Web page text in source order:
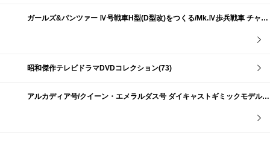
ガールズ&パンツァー Ⅳ号戦車H型(D型改)をつくる/Mk.Ⅳ歩兵戦車 チャーチルMk.Ⅶをつくる(191)
昭和傑作テレビドラマDVDコレクション(73)
アルカディア号/クイーン・エメラルダス号 ダイキャストギミックモデルをつくる(159)